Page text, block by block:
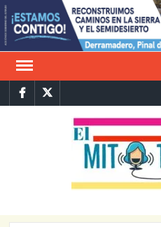
Saltar
al
contenido
FacebookTwitter